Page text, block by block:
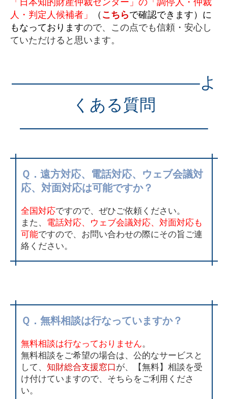
人・判定人候補者」
（ こちらで確認できます）に
もなっておりますので、この点でも信頼・安心し
ていただけると思います。
———————————–よ
くある質問
———————————–
Ｑ．遠方対応、電話対応、ウェブ会議対
応、対面対応は可能ですか？
全国対応ですので、ぜひご依頼ください。
また、 電話対応、ウェブ会議対応、対面対応も
可能ですので、お問い合わせの際にその旨ご連
絡ください。
Ｑ．無料相談は行なっていますか？
無料相談は行なっておりません。
無料相談をご希望の場合は、公的なサービスと
して、 知財総合支援窓口 が、【無料】相談を受
け付けていますので、そちらをご利用くださ
い。